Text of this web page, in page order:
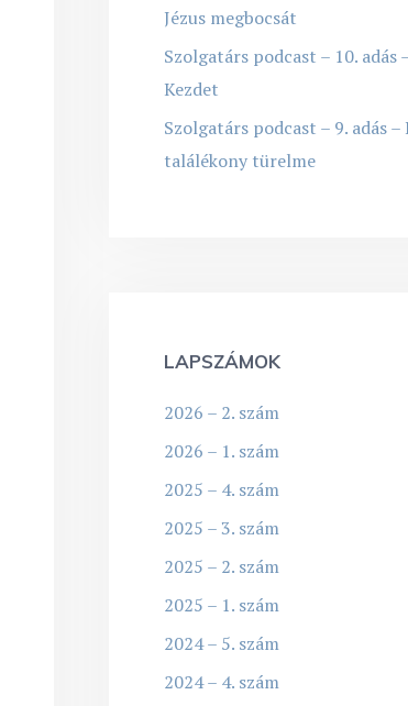
Jézus megbocsát
Szolgatárs podcast – 10. adás
Kezdet
Szolgatárs podcast – 9. adás
találékony türelme
LAPSZÁMOK
2026 – 2. szám
2026 – 1. szám
2025 – 4. szám
2025 – 3. szám
2025 – 2. szám
2025 – 1. szám
2024 – 5. szám
2024 – 4. szám